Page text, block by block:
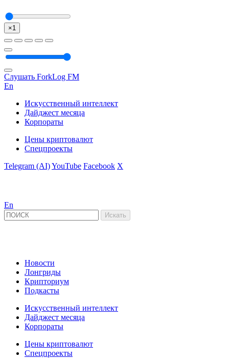
×1
Слушать ForkLog FM
En
Искусственный интеллект
Дайджест месяца
Корпораты
Цены криптовалют
Спецпроекты
Telegram (AI)YouTube Facebook X
En
Новости
Лонгриды
Крипториум
Подкасты
Искусственный интеллект
Дайджест месяца
Корпораты
Цены криптовалют
Спецпроекты